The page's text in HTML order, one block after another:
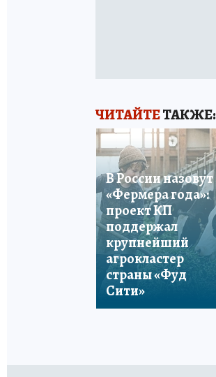
ЧИТАЙТЕТАКЖЕ:
В России назовут
«Фермера года»:
проект КП
поддержал
крупнейший
агрокластер
страны «Фуд
Сити»